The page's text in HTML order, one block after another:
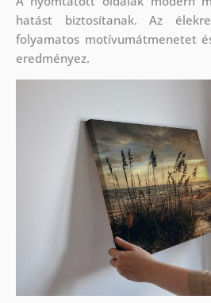
hatást biztosítanak. Az
folyamatos motívumátmenetet
eredményez.